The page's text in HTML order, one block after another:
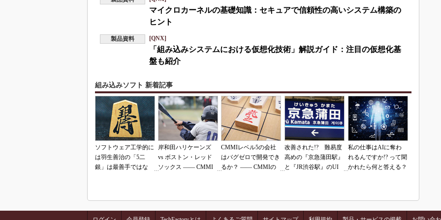
マイクロカーネルの基礎知識：セキュアで信頼性の高いシステム構築の
ヒント
製品資料 [QNX]
「組み込みシステムにおける仮想化技術」解説ガイド：注目の仮想化基
盤も紹介
組み込みソフト 新着記事
ソフトウェア工学的に
は羽生善治の「5二
銀」は最善手ではな
岸和田ハリケーンズ
vs ボストン・レッド
ソックス ―― CMMI
CMMIレベル5の会社
はバグゼロで開発でき
るか？ ―― CMMIの
改善された!? 難易度
高めの『京急蒲田駅』
と『JR渋谷駅』のUI
私の仕事はAIに奪わ
れるんですか!? って聞
かれたら何と答える？